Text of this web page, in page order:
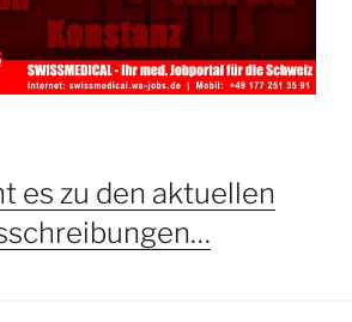
es zu den aktuellen